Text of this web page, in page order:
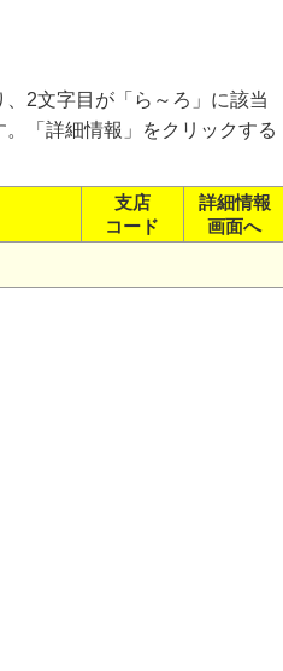
2文字目が「ら～ろ」に該当
「詳細情報」をクリックする
支店
コード
詳細情報
画面へ